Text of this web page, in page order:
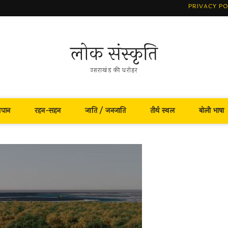
PRIVACY
लोक संस्कृति
उत्तराखंड की धरोहर
रहन-सहन जाति / जनजाति तीर्थ स्थल बोली भाषा